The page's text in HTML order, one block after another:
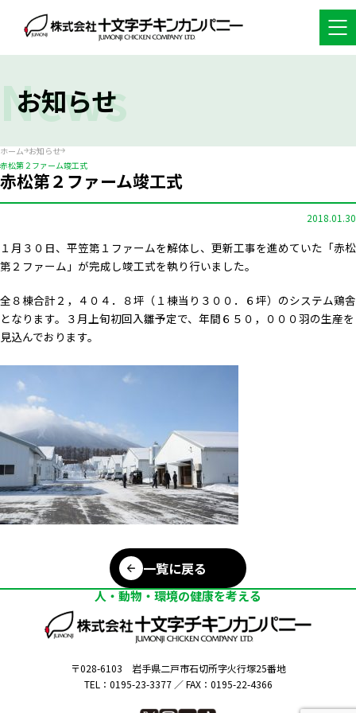
お知らせ
News
ホーム お知らせ
赤松第２ファーム竣工式
赤松第２ファーム竣工式
2018.01.30
１月３０日、平笠第１ファームを解体し、更新工事を進めていた「赤松
第２ファーム」が完成し竣工式を執り行いました。
全８棟合計２，４０４．８坪（１棟当り３００．６坪）のシステム鶏舎
となります。３月上旬初回入雛予定で、年間６５０，０００羽の生産を
見込んでおります。
一覧に戻る
人・動物・環境の健康を考える
〒028-6103 岩手県二戸市石切所字火行塚25番地
TEL：0195-23-3377 ／FAX：0195-22-4366